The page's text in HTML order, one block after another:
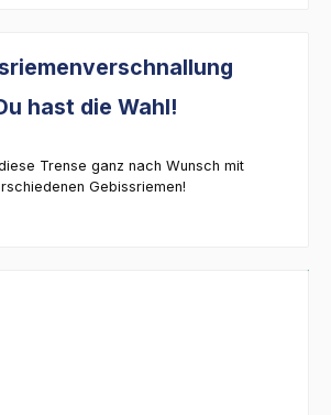
hast die Wahl!
Trense ganz nach Wunsch mit
Gebissriemen!